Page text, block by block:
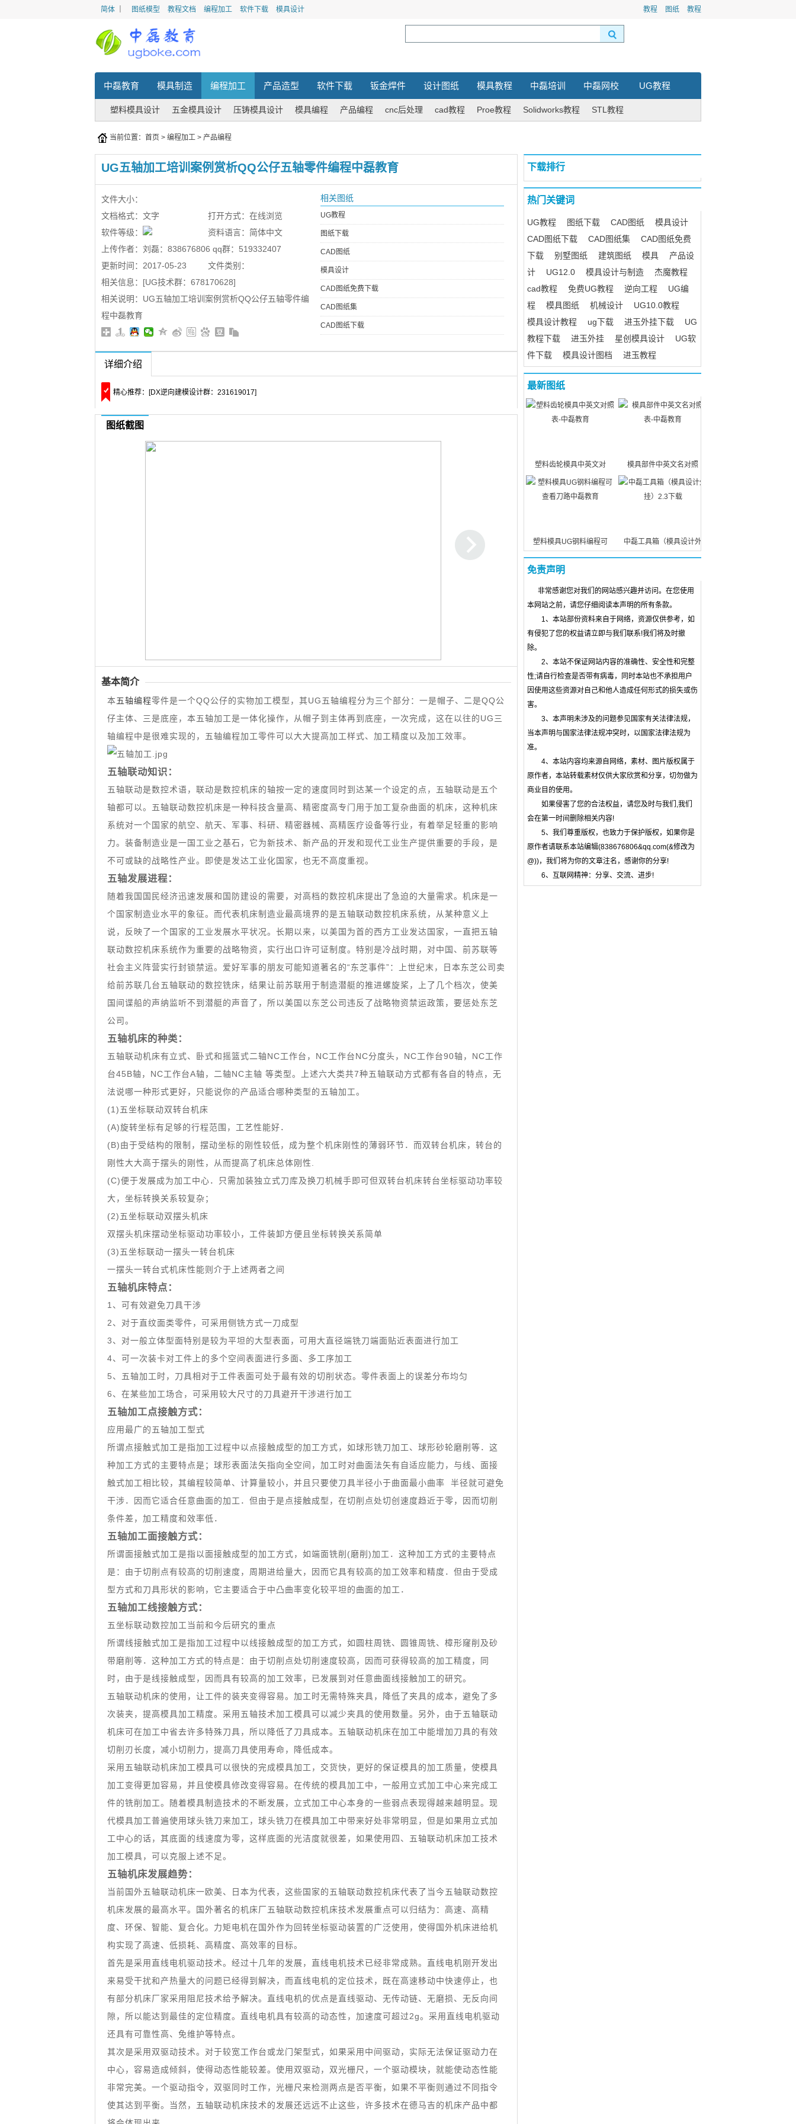
简体 图纸模型 教程文档 编程加工 软件下载 模具设计 教程 图纸 教程
中磊教育 模具制造 编程加工 产品造型 软件下载 钣金焊件 设计图纸 模具教程 中磊培训 中磊网校 UG教程
塑料模具设计 五金模具设计 压铸模具设计 模具编程 产品编程 cnc后处理 cad教程 Proe教程 Solidworks教程 STL教程
当前位置： 首页 > 编程加工 > 产品编程
UG五轴加工培训案例赏析QQ公仔五轴零件编程中磊教育
文件大小：
文档格式： 文字 打开方式： 在线浏览
软件等级：
资料语言： 简体中文
上传作者： 刘磊：838676806 qq群：519332407
更新时间：2017-05-23
17:03:13
文件类别：
相关信息：[UG技术群：678170628]
相关说明：UG五轴加工培训案例赏析QQ公仔五轴零件编
程中磊教育
相关图纸
UG教程
图纸下载
CAD图纸
模具设计
CAD图纸免费下载
CAD图纸集
CAD图纸下载
详细介绍
精心推荐：[DX逆向建模设计群：231619017]
图纸截图
基本简介
本五轴编程零件是一个QQ公仔的实物加工模型，其UG五轴编程分为三个部分：一是帽子、二是QQ公
仔主体、三是底座，本五轴加工是一体化操作，从帽子到主体再到底座，一次完成，这在以往的UG三
轴编程中是很难实现的，五轴编程加工零件可以大大提高加工样式、加工精度以及加工效率。
五轴联动知识：
五轴联动是数控术语，联动是数控机床的轴按一定的速度同时到达某一个设定的点，五轴联动是五个
轴都可以。五轴联动数控机床是一种科技含量高、精密度高专门用于加工复杂曲面的机床，这种机床
系统对一个国家的航空、航天、军事、科研、精密器械、高精医疗设备等行业，有着举足轻重的影响
力。装备制造业是一国工业之基石，它为新技术、新产品的开发和现代工业生产提供重要的手段，是
不可或缺的战略性产业。即使是发达工业化国家，也无不高度重视。
五轴发展进程：
随着我国国民经济迅速发展和国防建设的需要，对高档的数控机床提出了急迫的大量需求。机床是一
个国家制造业水平的象征。而代表机床制造业最高境界的是五轴联动数控机床系统，从某种意义上
说，反映了一个国家的工业发展水平状况。长期以来，以美国为首的西方工业发达国家，一直把五轴
联动数控机床系统作为重要的战略物资，实行出口许可证制度。特别是冷战时期，对中国、前苏联等
社会主义阵营实行封锁禁运。爱好军事的朋友可能知道著名的“东芝事件”：上世纪末，日本东芝公司卖
给前苏联几台五轴联动的数控铣床，结果让前苏联用于制造潜艇的推进螺旋桨，上了几个档次，使美
国间谍船的声纳监听不到潜艇的声音了，所以美国以东芝公司违反了战略物资禁运政策，要惩处东芝
公司。
五轴机床的种类：
五轴联动机床有立式、卧式和摇篮式二轴NC工作台，NC工作台NC分度头，NC工作台90轴，NC工作
台45B轴，NC工作台A轴，二轴NC主轴 等类型。上述六大类共7种五轴联动方式都有各自的特点，无
法说哪一种形式更好，只能说你的产品适合哪种类型的五轴加工。
(1)五坐标联动双转台机床
(A)旋转坐标有足够的行程范围，工艺性能好．
(B)由于受结构的限制，摆动坐标的刚性较低，成为整个机床刚性的薄弱环节．而双转台机床，转台的
刚性大大高于摆头的刚性，从而提高了机床总体刚性.
(C)便于发展成为加工中心．只需加装独立式刀库及换刀机械手即可但双转台机床转台坐标驱动功率较
大，坐标转换关系较复杂；
(2)五坐标联动双摆头机床
双摆头机床摆动坐标驱动功率较小，工件装卸方便且坐标转换关系简单
(3)五坐标联动一摆头一转台机床
一摆头一转台式机床性能则介于上述两者之间
五轴机床特点：
1、可有效避免刀具干涉
2、对于直纹面类零件，可采用侧铣方式一刀成型
3、对一般立体型面特别是较为平坦的大型表面，可用大直径端铣刀端面贴近表面进行加工
4、可一次装卡对工件上的多个空间表面进行多面、多工序加工
5、五轴加工时，刀具相对于工件表面可处于最有效的切削状态。零件表面上的误差分布均匀
6、在某些加工场合，可采用较大尺寸的刀具避开干涉进行加工
五轴加工点接触方式：
应用最广的五轴加工型式
所谓点接触式加工是指加工过程中以点接触成型的加工方式，如球形铣刀加工、球形砂轮磨削等．这
种加工方式的主要特点是；球形表面法矢指向全空间，加工时对曲面法矢有自适应能力，与线、面接
触式加工相比较，其编程较简单、计算量较小，并且只要使刀具半径小于曲面最小曲率 半径就可避免
干涉．因而它适合任意曲面的加工．但由于是点接触成型，在切削点处切创速度趋近于零，因而切削
条件差，加工精度和效率低．
五轴加工面接触方式：
所谓面接触式加工是指以面接触成型的加工方式，如端面铣削(磨削)加工．这种加工方式的主要特点
是：由于切削点有较高的切削速度，周期进给量大，因而它具有较高的加工效率和精度．但由于受成
型方式和刀具形状的影响，它主要适合于中凸曲率变化较平坦的曲面的加工．
五轴加工线接触方式：
五坐标联动数控加工当前和今后研究的重点
所谓线接触式加工是指加工过程中以线接触成型的加工方式，如圆柱周铣、圆锥周铣、樟形窿削及砂
带磨削等．这种加工方式的特点是：由于切削点处切削速度较高，因而可获得较高的加工精度，同
时，由于是线接触成型，因而具有较高的加工效率，已发展到对任意曲面线接触加工的研究。
五轴联动机床的使用，让工件的装夹变得容易。加工时无需特殊夹具，降低了夹具的成本，避免了多
次装夹，提高模具加工精度。采用五轴技术加工模具可以减少夹具的使用数量。另外，由于五轴联动
机床可在加工中省去许多特殊刀具，所以降低了刀具成本。五轴联动机床在加工中能增加刀具的有效
切削刃长度，减小切削力，提高刀具使用寿命，降低成本。
采用五轴联动机床加工模具可以很快的完成模具加工，交货快，更好的保证模具的加工质量，使模具
加工变得更加容易，并且使模具修改变得容易。在传统的模具加工中，一般用立式加工中心来完成工
件的铣削加工。随着模具制造技术的不断发展，立式加工中心本身的一些弱点表现得越来越明显。现
代模具加工普遍使用球头铣刀来加工，球头铣刀在模具加工中带来好处非常明显，但是如果用立式加
工中心的话，其底面的线速度为零，这样底面的光洁度就很差，如果使用四、五轴联动机床加工技术
加工模具，可以克服上述不足。
五轴机床发展趋势：
当前国外五轴联动机床一欧美、日本为代表，这些国家的五轴联动数控机床代表了当今五轴联动数控
机床发展的最高水平。国外著名的机床厂五轴联动数控机床技术发展重点可以归结为：高速、高精
度、环保、智能、复合化。力矩电机在国外作为回转坐标驱动装置的广泛使用，使得国外机床进给机
构实现了高速、低损耗、高精度、高效率的目标。
首先是采用直线电机驱动技术。经过十几年的发展，直线电机技术已经非常成熟。直线电机刚开发出
来易受干扰和产热量大的问题已经得到解决，而直线电机的定位技术，既在高速移动中快速停止，也
有部分机床厂家采用阻尼技术给予解决。直线电机的优点是直线驱动、无传动链、无磨损、无反向间
隙，所以能达到最佳的定位精度。直线电机具有较高的动态性，加速度可超过2g。采用直线电机驱动
还具有可靠性高、免维护等特点。
其次是采用双驱动技术。对于较宽工作台或龙门架型式，如果采用中间驱动，实际无法保证驱动力在
中心，容易造成倾斜，使得动态性能较差。使用双驱动，双光栅尺，一个驱动模块，就能使动态性能
非常完美。一个驱动指令，双驱同时工作，光栅尺来检测两点是否平衡，如果不平衡则通过不同指令
使其达到平衡。当然，五轴联动机床技术的发展还远远不止这些，许多技术在德马吉的机床产品中都
下载排行
热门关键词
UG教程 图纸下载 CAD图纸
模具设计
CAD图纸下载
CAD图纸集
CAD图纸免费
下载
别墅图纸 建筑图纸 模具
产品设
计
UG12.0 模具设计与制造
杰魔教程
cad教程
免费UG教程 逆向工程
UG编
程
模具图纸 机械设计
UG10.0教程
模具设计教程
ug下载 进玉外挂下载
UG
教程下载
进玉外挂 星创模具设计
UG软
件下载
模具设计图档 进玉教程
最新图纸
塑料齿轮模具中英文对 模具部件中英文名对照
塑料模具UG钢料编程可 中磊工具箱（模具设计外
免责声明
非常感谢您对我们的网站感兴趣并访问。在您使用
本网站之前，请您仔细阅读本声明的所有条款。
1、本站部份资料来自于网络，资源仅供参考，如
有侵犯了您的权益请立即与我们联系!我们将及时撤
除。
2、本站不保证网站内容的准确性、安全性和完整
性;请自行检查是否带有病毒，同时本站也不承担用户
因使用这些资源对自己和他人造成任何形式的损失或伤
害。
3、本声明未涉及的问题参见国家有关法律法规，
当本声明与国家法律法规冲突时，以国家法律法规为
准。
4、本站内容均来源自网络，素材、图片版权属于
原作者，本站转载素材仅供大家欣赏和分享，切勿做为
商业目的使用。
如果侵害了您的合法权益，请您及时与我们,我们
会在第一时间删除相关内容!
5、我们尊重版权，也致力于保护版权，如果你是
原作者请联系本站编辑(838676806&qq.com(&修改为
@))，我们将为你的文章注名，感谢你的分享!
6、互联网精神：分享、交流、进步!